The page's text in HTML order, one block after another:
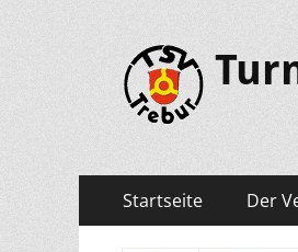
Primäres
Menü
zum
Startseite Der